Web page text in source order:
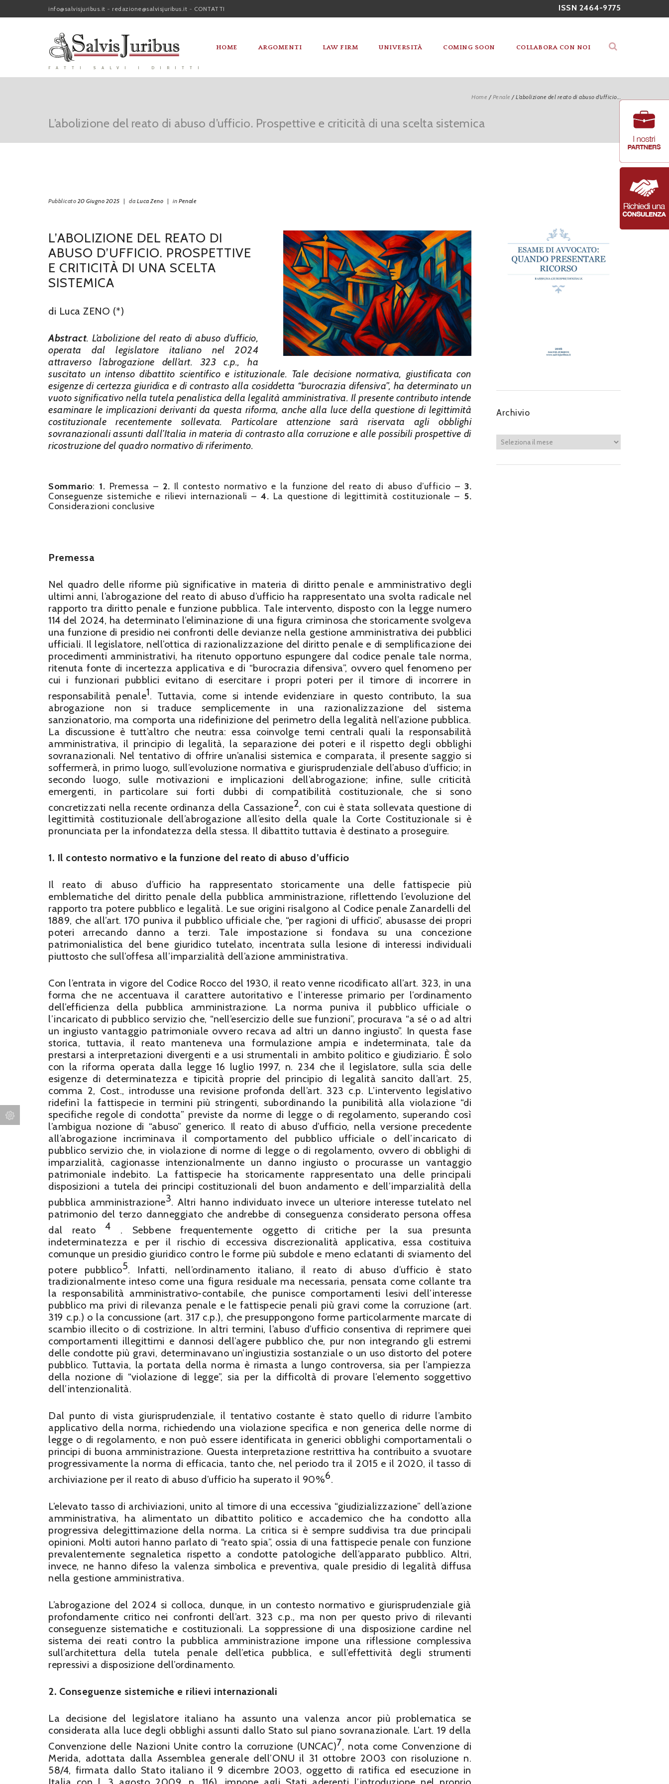
ISSN 2464-9775
info@salvisjuribus.it - redazione@salvisjuribus.it - CONTATTI
FATTI SALVI I DIRITTI
HOME ARGOMENTI LAW FIRM UNIVERSITÀ COMING SOON COLLABORA CON NOI
Home /Penale /L’abolizione del reato di abuso d’ufficio...
L’abolizione del reato di abuso d’ufficio. Prospettive e criticità di una scelta sistemica
Pubblicato 20 Giugno 2025 | da Luca Zeno | in Penale
L’ABOLIZIONE DEL REATO DI
ABUSO D’UFFICIO. PROSPETTIVE
E CRITICITÀ DI UNA SCELTA
SISTEMICA
di Luca ZENO (*)
Abstract.L’abolizione del reato di abuso d’ufficio,
operata dal legislatore italiano nel 2024
attraverso l’abrogazione dell’art. 323 c.p., ha
suscitato un intenso dibattito scientifico e istituzionale. Tale decisione normativa, giustificata con
esigenze di certezza giuridica e di contrasto alla cosiddetta “burocrazia difensiva”, ha determinato un
vuoto significativo nella tutela penalistica della legalità amministrativa. Il presente contributo intende
esaminare le implicazioni derivanti da questa riforma, anche alla luce della questione di legittimità
costituzionale recentemente sollevata. Particolare attenzione sarà riservata agli obblighi
sovranazionali assunti dall’Italia in materia di contrasto alla corruzione e alle possibili prospettive di
ricostruzione del quadro normativo di riferimento.
Sommario: 1. Premessa – 2. Il contesto normativo e la funzione del reato di abuso d’ufficio –3.
Conseguenze sistemiche e rilievi internazionali – 4. La questione di legittimità costituzionale – 5.
Considerazioni conclusive
Premessa
Nel quadro delle riforme più significative in materia di diritto penale e amministrativo degli
ultimi anni, l’abrogazione del reato di abuso d’ufficio ha rappresentato una svolta radicale nel
rapporto tra diritto penale e funzione pubblica. Tale intervento, disposto con la legge numero
114 del 2024, ha determinato l’eliminazione di una figura criminosa che storicamente svolgeva
una funzione di presidio nei confronti delle devianze nella gestione amministrativa dei pubblici
ufficiali. Il legislatore, nell’ottica di razionalizzazione del diritto penale e di semplificazione dei
procedimenti amministrativi, ha ritenuto opportuno espungere dal codice penale tale norma,
ritenuta fonte di incertezza applicativa e di “burocrazia difensiva”, ovvero quel fenomeno per
cui i funzionari pubblici evitano di esercitare i propri poteri per il timore di incorrere in
responsabilità penale1. Tuttavia, come si intende evidenziare in questo contributo, la sua
abrogazione non si traduce semplicemente in una razionalizzazione del sistema
sanzionatorio, ma comporta una ridefinizione del perimetro della legalità nell’azione pubblica.
La discussione è tutt’altro che neutra: essa coinvolge temi centrali quali la responsabilità
amministrativa, il principio di legalità, la separazione dei poteri e il rispetto degli obblighi
sovranazionali. Nel tentativo di offrire un’analisi sistemica e comparata, il presente saggio si
soffermerà, in primo luogo, sull’evoluzione normativa e giurisprudenziale dell’abuso d’ufficio; in
secondo luogo, sulle motivazioni e implicazioni dell’abrogazione; infine, sulle criticità
emergenti, in particolare sui forti dubbi di compatibilità costituzionale, che si sono
concretizzati nella recente ordinanza della Cassazione2, con cui è stata sollevata questione di
legittimità costituzionale dell’abrogazione all’esito della quale la Corte Costituzionale si è
pronunciata per la infondatezza della stessa. Il dibattito tuttavia è destinato a proseguire.
1. Il contesto normativo e la funzione del reato di abuso d’ufficio
Il reato di abuso d’ufficio ha rappresentato storicamente una delle fattispecie più
emblematiche del diritto penale della pubblica amministrazione, riflettendo l’evoluzione del
rapporto tra potere pubblico e legalità. Le sue origini risalgono al Codice penale Zanardelli del
1889, che all’art. 170 puniva il pubblico ufficiale che, “per ragioni di ufficio”, abusasse dei propri
poteri arrecando danno a terzi. Tale impostazione si fondava su una concezione
patrimonialistica del bene giuridico tutelato, incentrata sulla lesione di interessi individuali
piuttosto che sull’offesa all’imparzialità dell’azione amministrativa.
Con l’entrata in vigore del Codice Rocco del 1930, il reato venne ricodificato all’art. 323, in una
forma che ne accentuava il carattere autoritativo e l’interesse primario per l’ordinamento
dell’efficienza della pubblica amministrazione. La norma puniva il pubblico ufficiale o
l’incaricato di pubblico servizio che, “nell’esercizio delle sue funzioni”, procurava “a sé o ad altri
un ingiusto vantaggio patrimoniale ovvero recava ad altri un danno ingiusto”. In questa fase
storica, tuttavia, il reato manteneva una formulazione ampia e indeterminata, tale da
prestarsi a interpretazioni divergenti e a usi strumentali in ambito politico e giudiziario. È solo
con la riforma operata dalla legge 16 luglio 1997, n. 234 che il legislatore, sulla scia delle
esigenze di determinatezza e tipicità proprie del principio di legalità sancito dall’art. 25,
comma 2, Cost., introdusse una revisione profonda dell’art. 323 c.p. L’intervento legislativo
ridefinì la fattispecie in termini più stringenti, subordinando la punibilità alla violazione “di
specifiche regole di condotta” previste da norme di legge o di regolamento, superando così
l’ambigua nozione di “abuso” generico. Il reato di abuso d’ufficio, nella versione precedente
all’abrogazione incriminava il comportamento del pubblico ufficiale o dell’incaricato di
pubblico servizio che, in violazione di norme di legge o di regolamento, ovvero di obblighi di
imparzialità, cagionasse intenzionalmente un danno ingiusto o procurasse un vantaggio
patrimoniale indebito. La fattispecie ha storicamente rappresentato una delle principali
disposizioni a tutela dei principi costituzionali del buon andamento e dell’imparzialità della
pubblica amministrazione3. Altri hanno individuato invece un ulteriore interesse tutelato nel
patrimonio del terzo danneggiato che andrebbe di conseguenza considerato persona offesa
dal reato4 . Sebbene frequentemente oggetto di critiche per la sua presunta
indeterminatezza e per il rischio di eccessiva discrezionalità applicativa, essa costituiva
comunque un presidio giuridico contro le forme più subdole e meno eclatanti di sviamento del
potere pubblico5. Infatti, nell’ordinamento italiano, il reato di abuso d’ufficio è stato
tradizionalmente inteso come una figura residuale ma necessaria, pensata come collante tra
la responsabilità amministrativo-contabile, che punisce comportamenti lesivi dell’interesse
pubblico ma privi di rilevanza penale e le fattispecie penali più gravi come la corruzione (art.
319 c.p.) o la concussione (art. 317 c.p.), che presuppongono forme particolarmente marcate di
scambio illecito o di costrizione. In altri termini, l’abuso d’ufficio consentiva di reprimere quei
comportamenti illegittimi e dannosi dell’agere pubblico che, pur non integrando gli estremi
delle condotte più gravi, determinavano un’ingiustizia sostanziale o un uso distorto del potere
pubblico. Tuttavia, la portata della norma è rimasta a lungo controversa, sia per l’ampiezza
della nozione di “violazione di legge”, sia per la difficoltà di provare l’elemento soggettivo
dell’intenzionalità.
Dal punto di vista giurisprudenziale, il tentativo costante è stato quello di ridurre l’ambito
applicativo della norma, richiedendo una violazione specifica e non generica delle norme di
legge o di regolamento, e non può essere identificata in generici obblighi comportamentali o
principi di buona amministrazione. Questa interpretazione restrittiva ha contribuito a svuotare
progressivamente la norma di efficacia, tanto che, nel periodo tra il 2015 e il 2020, il tasso di
archiviazione per il reato di abuso d’ufficio ha superato il 90%6.
L’elevato tasso di archiviazioni, unito al timore di una eccessiva “giudizializzazione” dell’azione
amministrativa, ha alimentato un dibattito politico e accademico che ha condotto alla
progressiva delegittimazione della norma. La critica si è sempre suddivisa tra due principali
opinioni. Molti autori hanno parlato di “reato spia”, ossia di una fattispecie penale con funzione
prevalentemente segnaletica rispetto a condotte patologiche dell’apparato pubblico. Altri,
invece, ne hanno difeso la valenza simbolica e preventiva, quale presidio di legalità diffusa
nella gestione amministrativa.
L’abrogazione del 2024 si colloca, dunque, in un contesto normativo e giurisprudenziale già
profondamente critico nei confronti dell’art. 323 c.p., ma non per questo privo di rilevanti
conseguenze sistematiche e costituzionali. La soppressione di una disposizione cardine nel
sistema dei reati contro la pubblica amministrazione impone una riflessione complessiva
sull’architettura della tutela penale dell’etica pubblica, e sull’effettività degli strumenti
repressivi a disposizione dell’ordinamento.
2. Conseguenze sistemiche e rilievi internazionali
La decisione del legislatore italiano ha assunto una valenza ancor più problematica se
considerata alla luce degli obblighi assunti dallo Stato sul piano sovranazionale. L’art. 19 della
Convenzione delle Nazioni Unite contro la corruzione (UNCAC)7, nota come Convenzione di
Merida, adottata dalla Assemblea generale dell’ONU il 31 ottobre 2003 con risoluzione n.
58/4, firmata dallo Stato italiano il 9 dicembre 2003, oggetto di ratifica ed esecuzione in
Archivio